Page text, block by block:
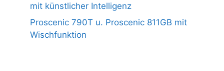
mit künstlicher Intelligenz
Proscenic 790T u. Proscenic 811GB mit
Wischfunktion